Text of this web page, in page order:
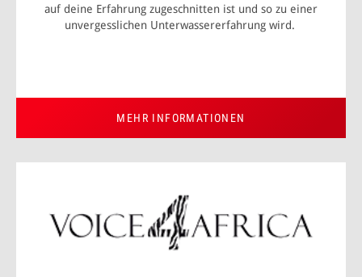
auf deine Erfahrung zugeschnitten ist und so zu einer
unvergesslichen Unterwassererfahrung wird.
MEHR INFORMATIONEN